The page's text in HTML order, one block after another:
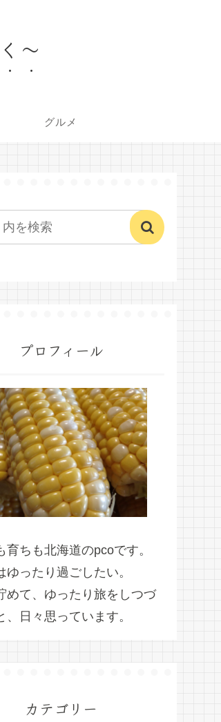
～
グルメ
プロフィール
育ちも北海道のpcoです。
ゆったり過ごしたい。
めて、ゆったり旅をしつづ
、日々思っています。
カテゴリー